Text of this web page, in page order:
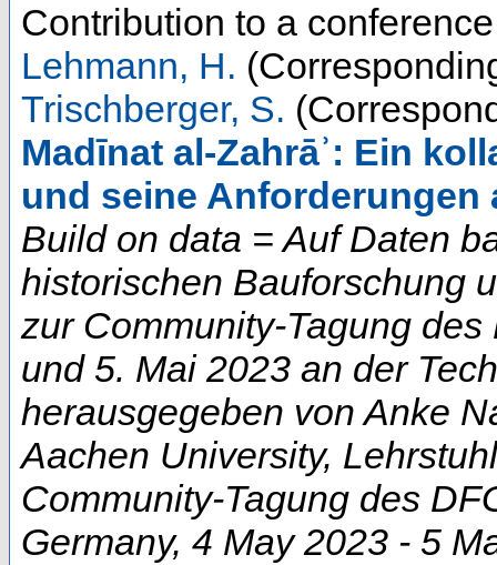
Contribution to a
Lehmann, H.
Trischberger, S.
Madīnat al-Zahrāʾ: Ein
und seine
Build on data = Auf Daten
historischen Bauforschung
zur Community-Tagung
und 5. Mai 2023 an der
herausgegeben von Anke
Aachen University,
Community-Tagung des
Germany, 4 May 2023 - 5